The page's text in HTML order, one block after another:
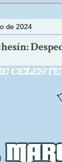
de 2024